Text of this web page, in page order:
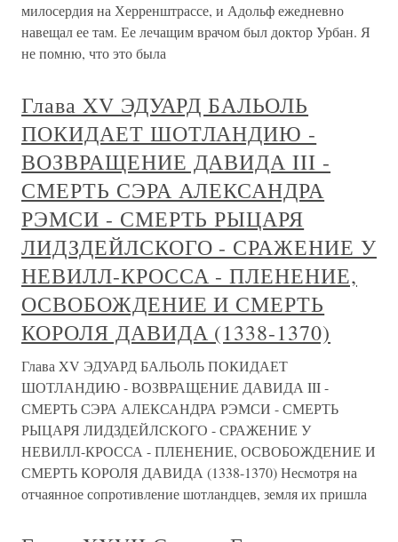
милосердия на Херренштрассе, и Адольф ежедневно
навещал ее там. Ее лечащим врачом был доктор Урбан. Я
не помню, что это была
Глава XV ЭДУАРД БАЛЬОЛЬ
ПОКИДАЕТ ШОТЛАНДИЮ -
ВОЗВРАЩЕНИЕ ДАВИДА III -
СМЕРТЬ СЭРА АЛЕКСАНДРА
РЭМСИ - СМЕРТЬ РЫЦАРЯ
ЛИДЗДЕЙЛСКОГО - СРАЖЕНИЕ У
НЕВИЛЛ-КРОССА - ПЛЕНЕНИЕ,
ОСВОБОЖДЕНИЕ И СМЕРТЬ
КОРОЛЯ ДАВИДА (1338-1370)
Глава XV ЭДУАРД БАЛЬОЛЬ ПОКИДАЕТ
ШОТЛАНДИЮ - ВОЗВРАЩЕНИЕ ДАВИДА III -
СМЕРТЬ СЭРА АЛЕКСАНДРА РЭМСИ - СМЕРТЬ
РЫЦАРЯ ЛИДЗДЕЙЛСКОГО - СРАЖЕНИЕ У
НЕВИЛЛ-КРОССА - ПЛЕНЕНИЕ, ОСВОБОЖДЕНИЕ И
СМЕРТЬ КОРОЛЯ ДАВИДА (1338-1370) Несмотря на
отчаянное сопротивление шотландцев, земля их пришла